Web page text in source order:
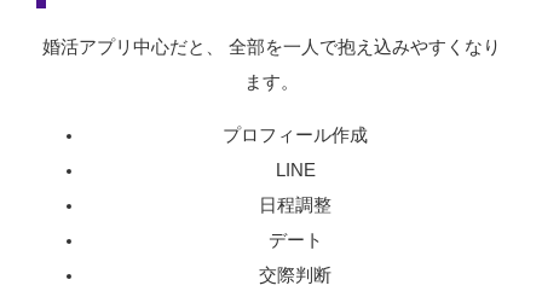
婚活アプリ中心だと、 全部を一人で抱え込みやすくなり
ます。
プロフィール作成
LINE
日程調整
デート
交際判断